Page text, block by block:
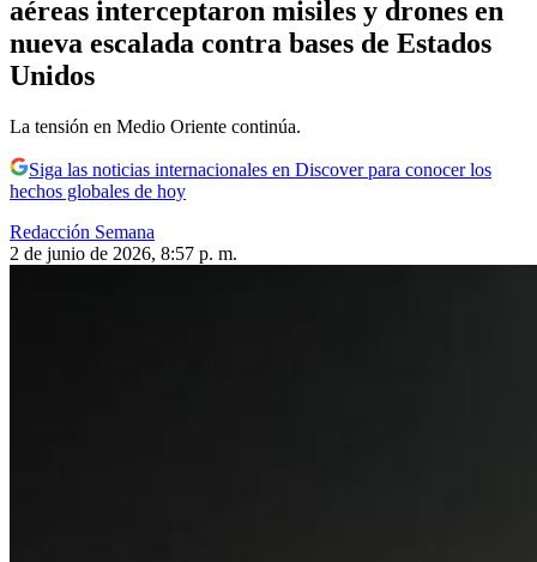
aéreas interceptaron misiles y drones en
nueva escalada contra bases de Estados
Unidos
La tensión en Medio Oriente continúa.
Siga las noticias internacionales en Discover para conocer los
hechos globales de hoy
Redacción Semana
2 de junio de 2026, 8:57 p. m.